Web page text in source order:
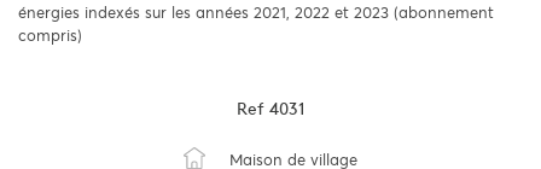
énergies indexés sur les années 2021, 2022 et 2023 (abonnement
compris)
Ref 4031
Maison de village